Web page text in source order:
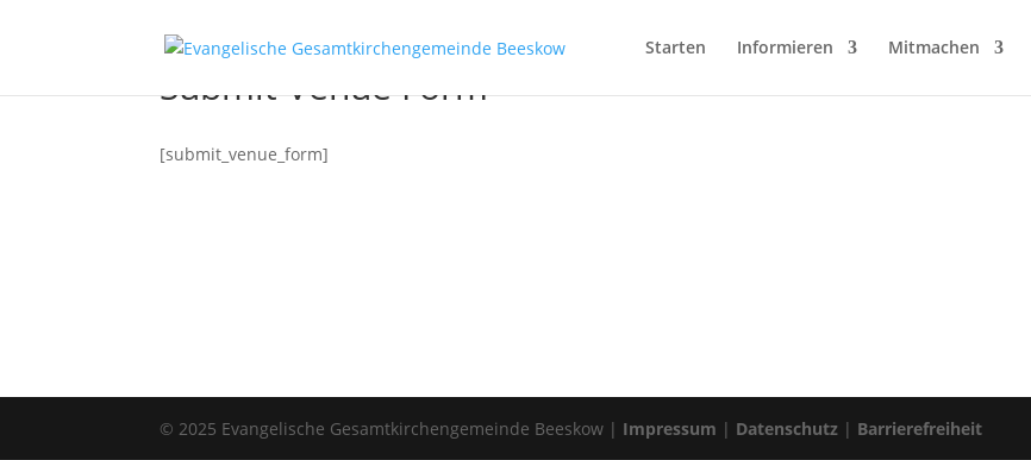
Starten Informieren Mitmachen
Submit Venue Form
[submit_venue_form]
© 2025 Evangelische Gesamtkirchengemeinde Beeskow | Impressum | Datenschutz | Barrierefreiheit